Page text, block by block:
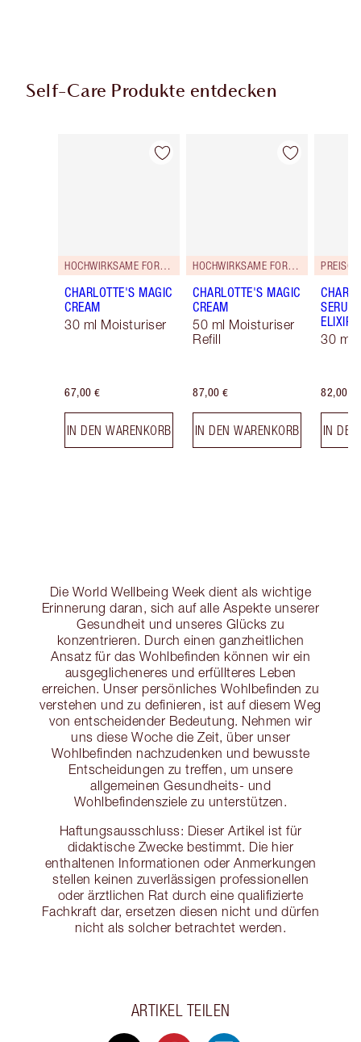
Self-Care Produkte entdecken
Artikel 1 von 114
HOCHWIRKSAME FORMEL!
CHARLOTTE'S MAGIC
CREAM
30 ml Moisturiser
67,00 €
IN DEN WARENKORB
Artikel 2 von 114
HOCHWIRKSAME FORMEL!
CHARLOTTE'S MAGIC
CREAM
50 ml Moisturiser
Refill
87,00 €
IN DEN WARENKORB
SERUM
ELIXIR
30 ml
82,00 €
IN
Die World Wellbeing Week dient als wichtige
Erinnerung daran, sich auf alle Aspekte unserer
Gesundheit und unseres Glücks zu
konzentrieren. Durch einen ganzheitlichen
Ansatz für das Wohlbefinden können wir ein
ausgeglicheneres und erfüllteres Leben
erreichen. Unser persönliches Wohlbefinden zu
verstehen und zu definieren, ist auf diesem Weg
von entscheidender Bedeutung. Nehmen wir
uns diese Woche die Zeit, über unser
Wohlbefinden nachzudenken und bewusste
Entscheidungen zu treffen, um unsere
allgemeinen Gesundheits- und
Wohlbefindensziele zu unterstützen.
Haftungsausschluss: Dieser Artikel ist für
didaktische Zwecke bestimmt. Die hier
enthaltenen Informationen oder Anmerkungen
stellen keinen zuverlässigen professionellen
oder ärztlichen Rat durch eine qualifizierte
Fachkraft dar, ersetzen diesen nicht und dürfen
nicht als solcher betrachtet werden.
ARTIKEL TEILEN